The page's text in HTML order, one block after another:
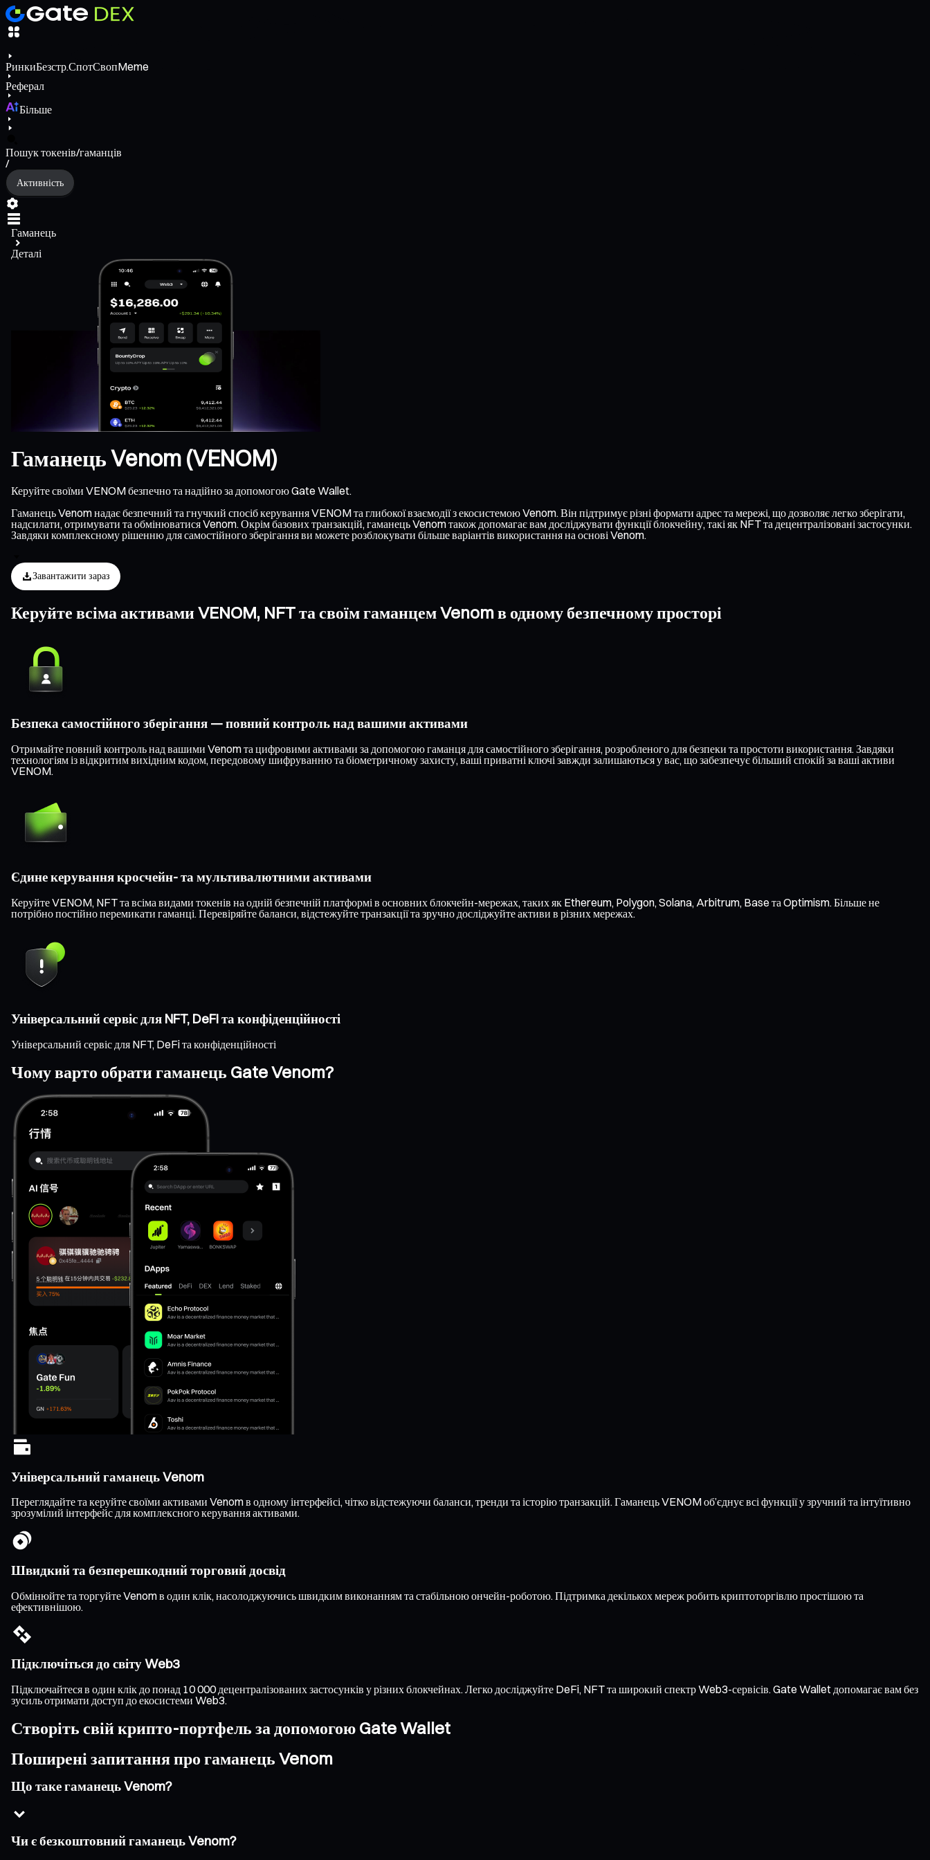
РинкиБезстр.СпотСвопMeme
Реферал
Більше
Пошук токенів/гаманців
/
Активність
Гаманець
Деталі
Гаманець Venom (VENOM)
Керуйте своїми VENOM безпечно та надійно за допомогою Gate Wallet.
Гаманець Venom надає безпечний та гнучкий спосіб керування VENOM та глибокої взаємодії з екосистемою Venom. Він підтримує різні формати адрес та мережі, що дозволяє легко зберігати,
надсилати, отримувати та обмінюватися Venom. Окрім базових транзакцій, гаманець Venom також допомагає вам досліджувати функції блокчейну, такі як NFT та децентралізовані застосунки.
Завдяки комплексному рішенню для самостійного зберігання ви можете розблокувати більше варіантів використання на основі Venom.
Завантажити зараз
Керуйте всіма активами VENOM, NFT та своїм гаманцем Venom в одному безпечному просторі
Безпека самостійного зберігання — повний контроль над вашими активами
Отримайте повний контроль над вашими Venom та цифровими активами за допомогою гаманця для самостійного зберігання, розробленого для безпеки та простоти використання. Завдяки
технологіям із відкритим вихідним кодом, передовому шифруванню та біометричному захисту, ваші приватні ключі завжди залишаються у вас, що забезпечує більший спокій за ваші активи
VENOM.
Єдине керування кросчейн- та мультивалютними активами
Керуйте VENOM, NFT та всіма видами токенів на одній безпечній платформі в основних блокчейн-мережах, таких як Ethereum, Polygon, Solana, Arbitrum, Base та Optimism. Більше не
потрібно постійно перемикати гаманці. Перевіряйте баланси, відстежуйте транзакції та зручно досліджуйте активи в різних мережах.
Універсальний сервіс для NFT, DeFi та конфіденційності
Універсальний сервіс для NFT, DeFi та конфіденційності
Чому варто обрати гаманець Gate Venom?
Універсальний гаманець Venom
Переглядайте та керуйте своїми активами Venom в одному інтерфейсі, чітко відстежуючи баланси, тренди та історію транзакцій. Гаманець VENOM об’єднує всі функції у зручний та інтуїтивно
зрозумілий інтерфейс для комплексного керування активами.
Швидкий та безперешкодний торговий досвід
Обмінюйте та торгуйте Venom в один клік, насолоджуючись швидким виконанням та стабільною ончейн-роботою. Підтримка декількох мереж робить криптоторгівлю простішою та
ефективнішою.
Підключіться до світу Web3
Підключайтеся в один клік до понад 10 000 децентралізованих застосунків у різних блокчейнах. Легко досліджуйте DeFi, NFT та широкий спектр Web3-сервісів. Gate Wallet допомагає вам без
зусиль отримати доступ до екосистеми Web3.
Створіть свій крипто-портфель за допомогою Gate Wallet
Поширені запитання про гаманець Venom
Що таке гаманець Venom?
Чи є безкоштовний гаманець Venom?